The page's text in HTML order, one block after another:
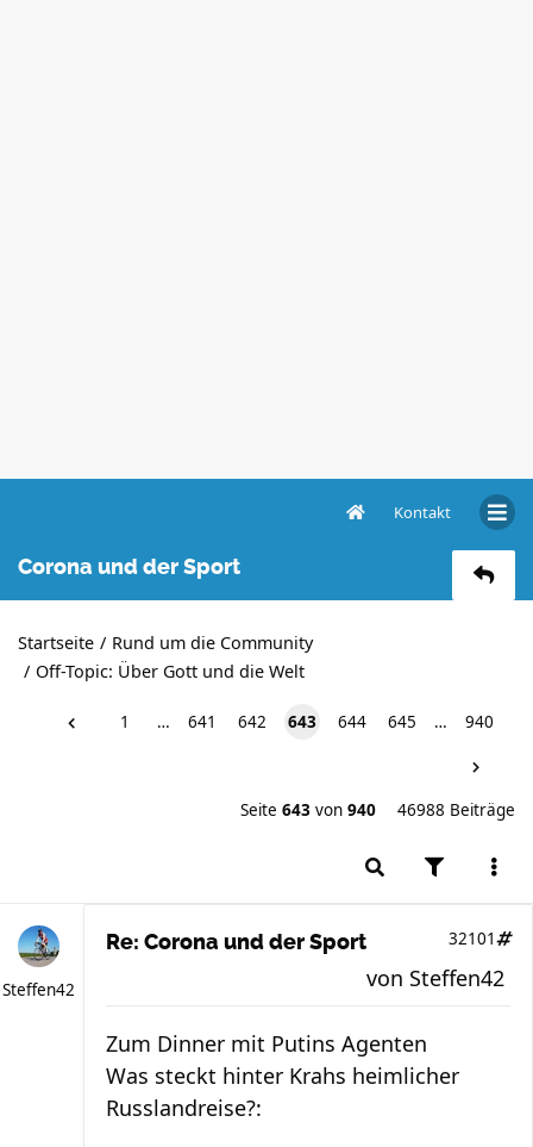
Kontakt
Corona und der Sport
Startseite
Rund um die Community
Off-Topic: Über Gott und die Welt
1 … 641 642 643 644 645 … 940
Seite 643 von 940 46988 Beiträge
Steffen42
Re: Corona und der Sport 32101
von Steffen42
Zum Dinner mit Putins Agenten
Was steckt hinter Krahs heimlicher
Russlandreise?: